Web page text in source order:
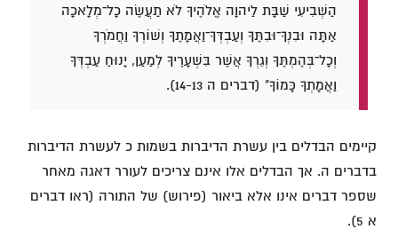
הַשְּׁבִיעִי שַׁבָּת לַיהוָה אֱלֹהֶיךָ לֹא תַעֲשֶׂה כָל־מְלָאכָה
אַתָּה וּבִנְךָ־וּבִתֶּךָ וְעַבְדְּךָ־וַאֲמָתֶךָ וְשׁוֹרְךָ וַחֲמֹרְךָ
וְכָל־בְּהֶמְתֶּךָ וְגֵרְךָ אֲשֶׁר בִּשְׁעָרֶיךָ לְמַעַן, יָנוּחַ עַבְדְּךָ
וַאֲמָתְךָ כָּמוֹךָ" (דברים ה 14-13).
קיימים הבדלים בין עשרת הדיברות בשמות כ לעשרת הדיברות
בדברים ה. אך הבדלים אלו אינם צריכים לעורר דאגה מאחר
שספר דברים אינו אלא ביאור (פירוש) של התורה (ראו דברים
א 5).